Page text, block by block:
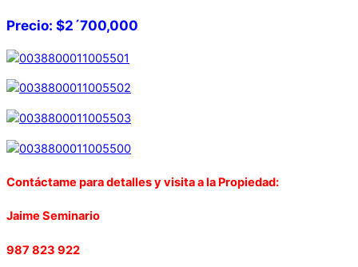
Precio: $2´700,000
Contáctame para detalles y visita a la Propiedad:
Jaime Seminario
987 823 922